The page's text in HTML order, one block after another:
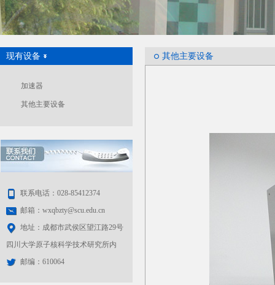
现有设备
加速器
其他主要设备
联系电话：028-85412374
邮箱：wxqbzty@scu.edu.cn
地址：成都市武侯区望江路29号
四川大学原子核科学技术研究所内
邮编：610064
其他主要设备